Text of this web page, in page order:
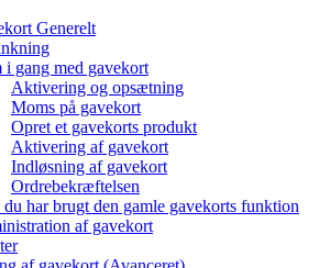
Generelt
i gang med gavekort
Aktivering og opsætning
Moms på gavekort
Opret et gavekorts produkt
Aktivering af gavekort
Indløsning af gavekort
Ordrebekræftelsen
har brugt den gamle gavekorts funktion
af gavekort